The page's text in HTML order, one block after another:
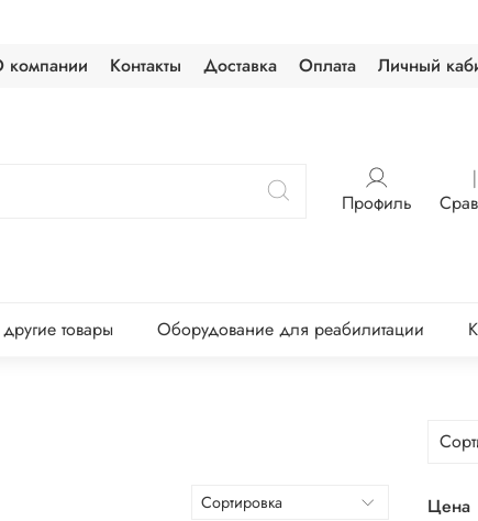
компании Контакты Доставка Оплата Личный
Профиль
товары Оборудование для реабилитации
Цена